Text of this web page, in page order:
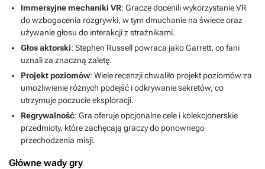
Immersyjne mechaniki VR: Gracze docenili wykorzystanie VR
do wzbogacenia rozgrywki, w tym dmuchanie na świece oraz
używanie głosu do interakcji z strażnikami.
Głos aktorski: Stephen Russell powraca jako Garrett, co fani
uznali za znaczną zaletę.
Projekt poziomów: Wiele recenzji chwaliło projekt poziomów za
umożliwienie różnych podejść i odkrywanie sekretów, co
utrzymuje poczucie eksploracji.
Regrywalność: Gra oferuje opcjonalne cele i kolekcjonerskie
przedmioty, które zachęcają graczy do ponownego
przechodzenia misji.
Główne wady gry